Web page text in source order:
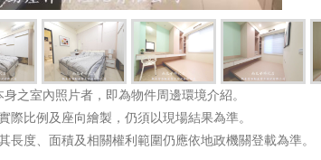
之室內照片者，即為物件周邊環境介紹。
際比例及座向繪製，仍須以現場結果為準。
長度、面積及相關權利範圍仍應依地政機關登載為準。